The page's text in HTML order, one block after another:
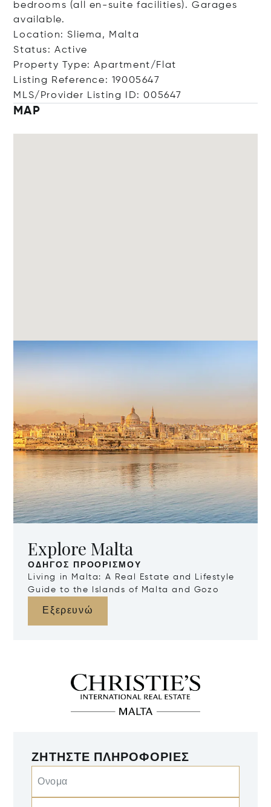
bedrooms (all en-suite facilities). Garages
available.
Location: Sliema, Malta
Status: Active
Property Type: Apartment/Flat
Listing Reference: 19005647
MLS/Provider Listing ID: 005647
MAP
Explore Malta
ΟΔΗΓΌΣ ΠΡΟΟΡΙΣΜΟΎ
Living in Malta: A Real Estate and Lifestyle
Guide to the Islands of Malta and Gozo
Εξερευνώ
ΖΗΤΉΣΤΕ ΠΛΗΡΟΦΟΡΊΕΣ
Ονομα